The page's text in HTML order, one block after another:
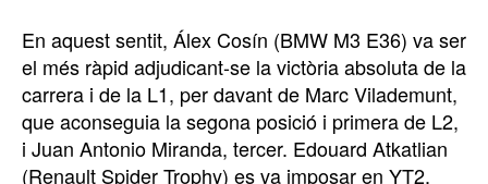
En aquest sentit, Álex Cosín (BMW M3 E36) va ser
el més ràpid adjudicant-se la victòria absoluta de la
carrera i de la L1, per davant de Marc Vilademunt,
que aconseguia la segona posició i primera de L2,
i Juan Antonio Miranda, tercer. Edouard Atkatlian
(Renault Spider Trophy) es va imposar en YT2,